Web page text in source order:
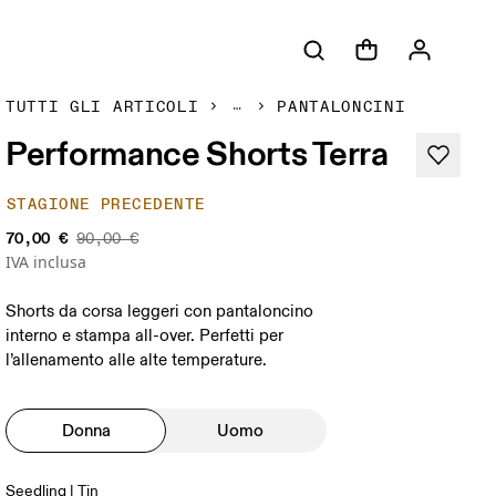
TUTTI GLI ARTICOLI PANTALONCINI
Performance Shorts Terra
STAGIONE PRECEDENTE
70,00 € 90,00 €
IVA inclusa
Shorts da corsa leggeri con pantaloncino
interno e stampa all-over. Perfetti per
l’allenamento alle alte temperature.
Donna Uomo
Seedling | Tin